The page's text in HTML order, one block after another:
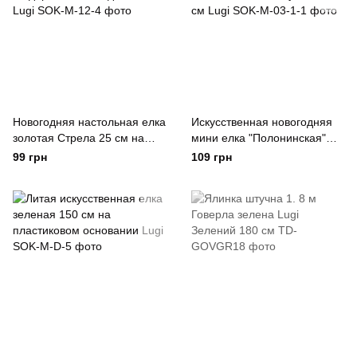
Новогодняя настольная елка
золотая Стрела 25 см на
деревянной подставке Lugi
99 грн
Искусственная новогодняя
мини елка "Полонинская"
голубая 25 см Lugi
109 грн